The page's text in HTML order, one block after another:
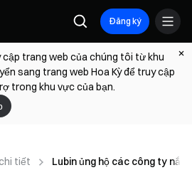
Đăng ký
cập trang web của chúng tôi từ khu
sang trang web Hoa Kỳ để truy cập
trong khu vực của bạn.
tiết Lubin ủng hộ các công ty